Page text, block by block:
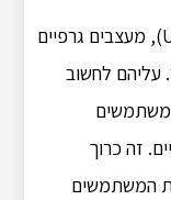
בתחום עיצוב אתרים בחוויית משתמש (UX), מעצבים גרפיים
עליהם לחשוב
משתמשים
זה כרוך
המשתמשים